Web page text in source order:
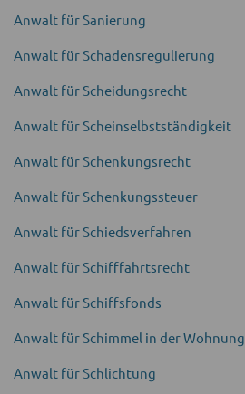
Anwalt für Sanierung
Anwalt für Schadens­regulierung
Anwalt für Scheidungsrecht
Anwalt für Schein­selbst­ständigkeit
Anwalt für Schenkungs­recht
Anwalt für Schenkungs­steuer
Anwalt für Schieds­verfahren
Anwalt für Schifffahrts­recht
Anwalt für Schiffsfonds
Anwalt für Schimmel in der Wohnung
Anwalt für Schlichtung